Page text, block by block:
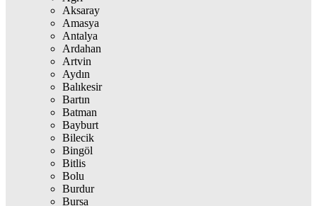
Aksaray
Amasya
Antalya
Ardahan
Artvin
Aydın
Balıkesir
Bartın
Batman
Bayburt
Bilecik
Bingöl
Bitlis
Bolu
Burdur
Bursa